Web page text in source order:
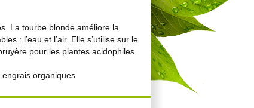
La tourbe blonde améliore la
: l’eau et l’air. Elle s’utilise sur le
pour les plantes acidophiles.
organiques.